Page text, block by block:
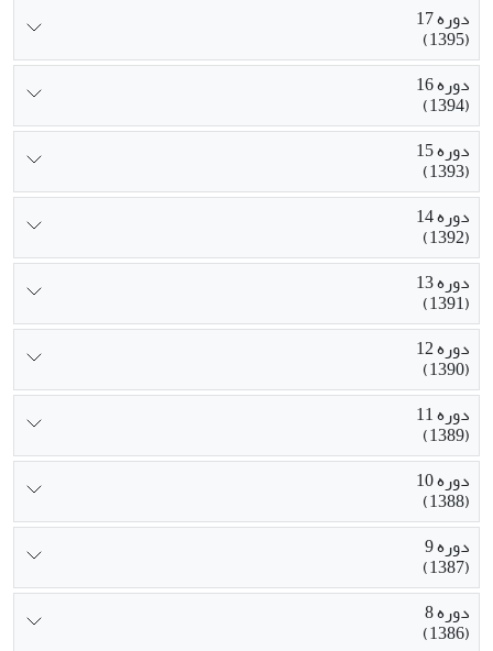
دوره 17
(1395)
دوره 16
(1394)
دوره 15
(1393)
دوره 14
(1392)
دوره 13
(1391)
دوره 12
(1390)
دوره 11
(1389)
دوره 10
(1388)
دوره 9
(1387)
دوره 8
(1386)